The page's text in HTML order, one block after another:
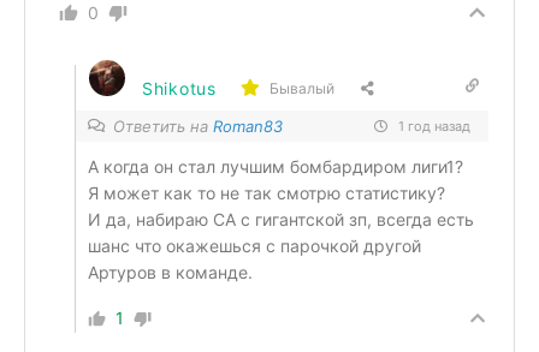
0
Shikotus Бывалый
Ответить на Roman83 1 год назад
А когда он стал лучшим бомбардиром лиги1?
Я может как то не так смотрю статистику?
И да, набираю СА с гигантской зп, всегда есть
шанс что окажешься с парочкой другой
Артуров в команде.
1